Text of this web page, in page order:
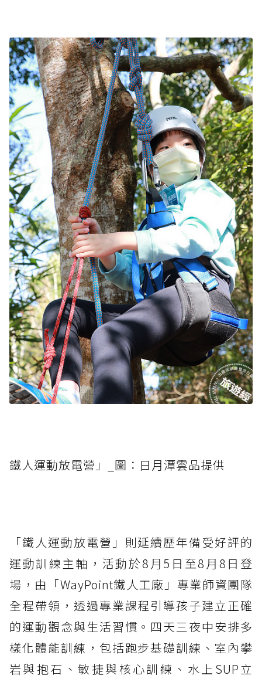
鐵人運動放電營」_圖：日月潭雲品提供
「鐵人運動放電營」則延續歷年備受好評的
運動訓練主軸，活動於8月5日至8月8日登
場，由「WayPoint鐵人工廠」專業師資團隊
全程帶領，透過專業課程引導孩子建立正確
的運動觀念與生活習慣。四天三夜中安排多
樣化體能訓練，包括跑步基礎訓練、室內攀
岩與抱石、敏捷與核心訓練、水上SUP立